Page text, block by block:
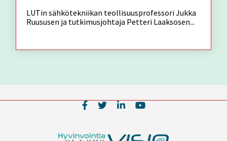
LUTin sähkötekniikan teollisuusprofessori Jukka
Ruususen ja tutkimusjohtaja Petteri Laaksosen...